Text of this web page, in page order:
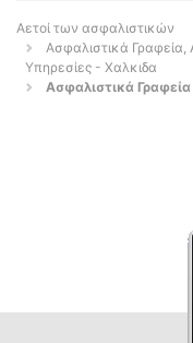
Αετοί των ασφαλιστικών
Ασφαλιστικά Γραφεία,
Υπηρεσίες - Χαλκιδα
Ασφαλιστικά